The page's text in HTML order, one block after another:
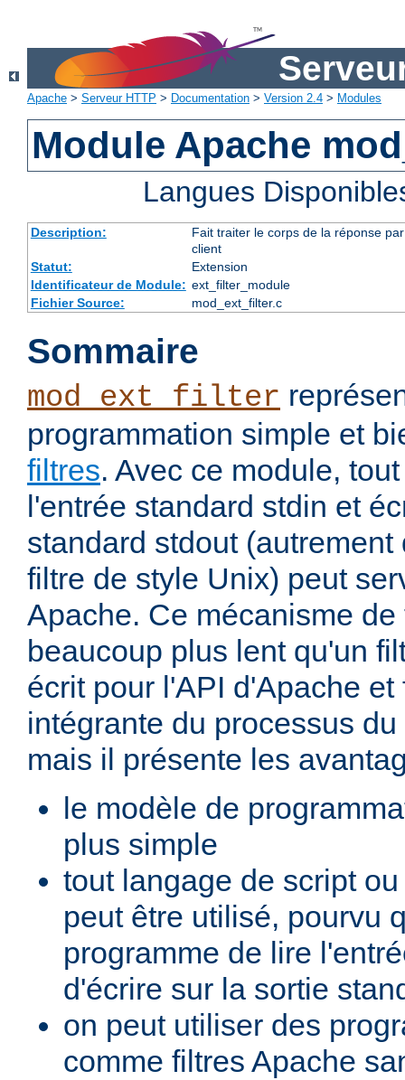
Apache > Serveur HTTP > Documentation > Version 2.4 > Modules
Module Apache
Langues
Description:
Fait traiter le corps de la réponse
client
Statut:
Extension
Identificateur de Module: ext_filter_module
Fichier Source:
mod_ext_filter.c
Sommaire
mod_ext_filter
programmation simple et
filtres. Avec ce module,
l'entrée standard stdin et
standard stdout
filtre de style Unix) peut
Apache. Ce mécanisme de
beaucoup plus lent qu'un
écrit pour l'API d'Apache et
intégrante du processus
mais il présente les
le modèle de
plus simple
tout langage de script
peut être utilisé, pourvu
programme de lire
d'écrire sur la sortie
on peut utiliser des
comme filtres Apache